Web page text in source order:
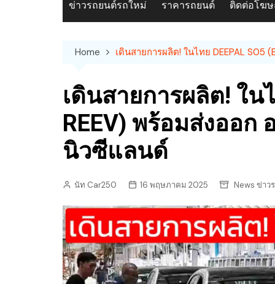
ข่าวรถยนต์รถใหม่ ราคารถยนต์ ติดต่อโฆ
Home เดินสายการผลิต! ในไทย DEEPAL S05
เดินสายการผลิต! ใน
REEV) พร้อมส่งออก
นิวซีแลนด์
นัท Car250 16 พฤษภาคม 2025 News ข่าว